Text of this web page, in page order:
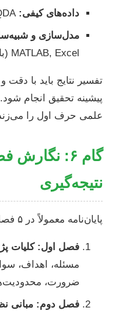
داده‌های کیفی:
مدل‌سازی و
MATLAB, Excel (با ابزارهای تحلیل).
تفسیر نتایج باید با
پیشینه تحقیق انجام
علمی حرف اول را
گام ۶:
نتیجه‌گیری
پایان‌نامه معمولاً در ۵ فصل ساختار یافته است:
فصل اول: کلیات
مسئله، اهداف،
ضرورت،
فصل دوم: مبانی